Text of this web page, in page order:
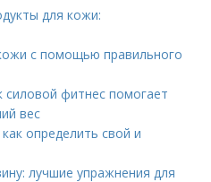
для кожи:
с помощью правильного
силовой фитнес помогает
вес
определить свой и
лучшие упражнения для